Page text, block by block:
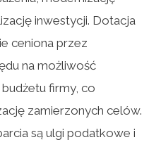
inwestycji. Dotacja
ceniona przez
na możliwość
firmy, co
zamierzonych celów.
są ulgi podatkowe i